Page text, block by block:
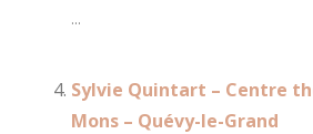
...
Sylvie Quintart – Centre
Mons – Quévy-le-Grand